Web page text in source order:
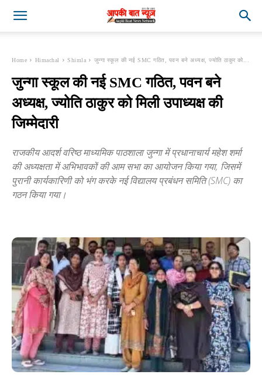
Home Himachal Shimla जुन्गा स्कूल की नई SMC गठित, पवन बने अध्यक्ष, ज्योति ठाकुर को...
जुन्गा स्कूल की नई SMC गठित, पवन बने
अध्यक्ष, ज्योति ठाकुर को मिली उपाध्यक्ष की
जिम्मेदारी
राजकीय आदर्श वरिष्ठ माध्यमिक पाठशाला जुन्गा में प्रधानाचार्य महेश शर्मा
की अध्यक्षता में अभिभावकों की आम सभा का आयोजन किया गया, जिसमें
पुरानी कार्यकारिणी को भंग करके नई विद्यालय प्रबंधन समिति (SMC) का
गठन किया गया।